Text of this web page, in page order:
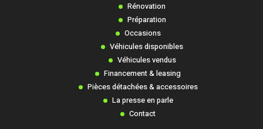
Rénovation
Préparation
Occasions
Véhicules disponibles
Véhicules vendus
Financement & leasing
Pièces détachées & accessoires
La presse en parle
Contact